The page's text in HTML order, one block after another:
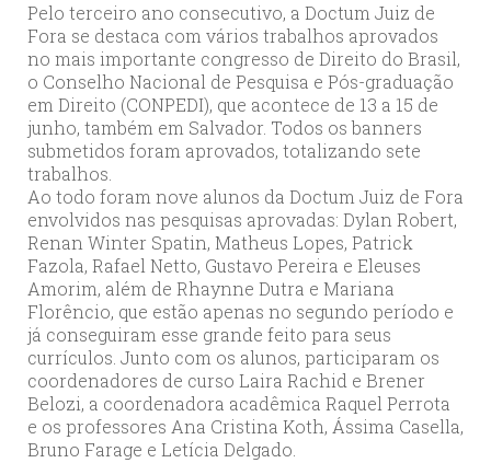
Pelo terceiro ano consecutivo, a Doctum Juiz de
Fora se destaca com vários trabalhos aprovados
no mais importante congresso de Direito do Brasil,
o Conselho Nacional de Pesquisa e Pós-graduação
em Direito (CONPEDI), que acontece de 13 a 15 de
junho, também em Salvador. Todos os banners
submetidos foram aprovados, totalizando sete
trabalhos.
Ao todo foram nove alunos da Doctum Juiz de Fora
envolvidos nas pesquisas aprovadas: Dylan Robert,
Renan Winter Spatin, Matheus Lopes, Patrick
Fazola, Rafael Netto, Gustavo Pereira e Eleuses
Amorim, além de Rhaynne Dutra e Mariana
Florêncio, que estão apenas no segundo período e
já conseguiram esse grande feito para seus
currículos. Junto com os alunos, participaram os
coordenadores de curso Laira Rachid e Brener
Belozi, a coordenadora acadêmica Raquel Perrota
e os professores Ana Cristina Koth, Ássima Casella,
Bruno Farage e Letícia Delgado.